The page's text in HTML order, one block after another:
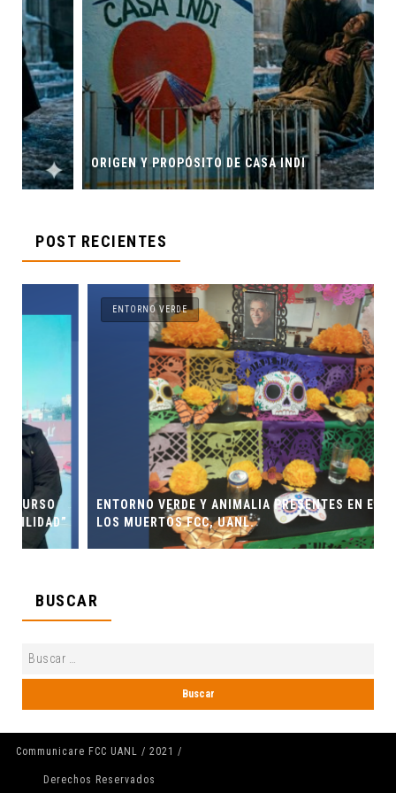
ORIGEN Y PROPÓSITO DE CASA INDI
POST RECIENTES
ENTORNO VERDE
ENTORNO VERDE Y ANIMALIA PRESENTES EN EL DÍA DE
LOS MUERTOS FCC, UANL.
BUSCAR
Communicare FCC UANL / 2021 /
Derechos Reservados